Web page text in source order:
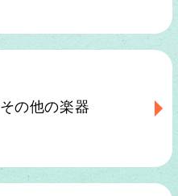
その他の楽器